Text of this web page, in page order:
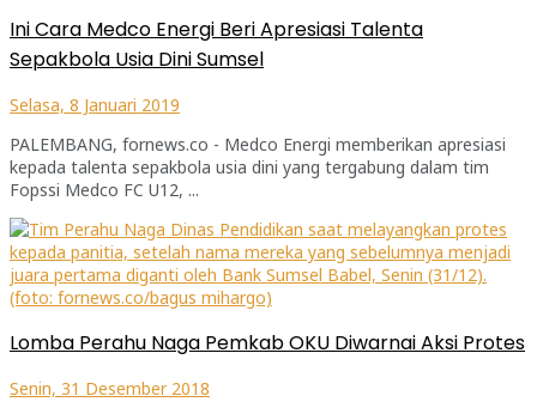
Ini Cara Medco Energi Beri Apresiasi Talenta
Sepakbola Usia Dini Sumsel
Selasa, 8 Januari 2019
PALEMBANG, fornews.co - Medco Energi memberikan apresiasi
kepada talenta sepakbola usia dini yang tergabung dalam tim
Fopssi Medco FC U12, ...
Lomba Perahu Naga Pemkab OKU Diwarnai Aksi Protes
Senin, 31 Desember 2018